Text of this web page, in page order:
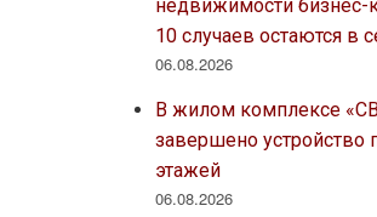
недвижимости бизнес-
10 случаев остаются в
06.08.2026
В жилом комплексе
завершено устройство
этажей
06.08.2026